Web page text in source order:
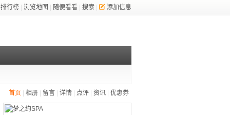
排行榜 浏览地图 随便看看 搜索 添加信息
首页 相册 留言 详情 点评 资讯 优惠券